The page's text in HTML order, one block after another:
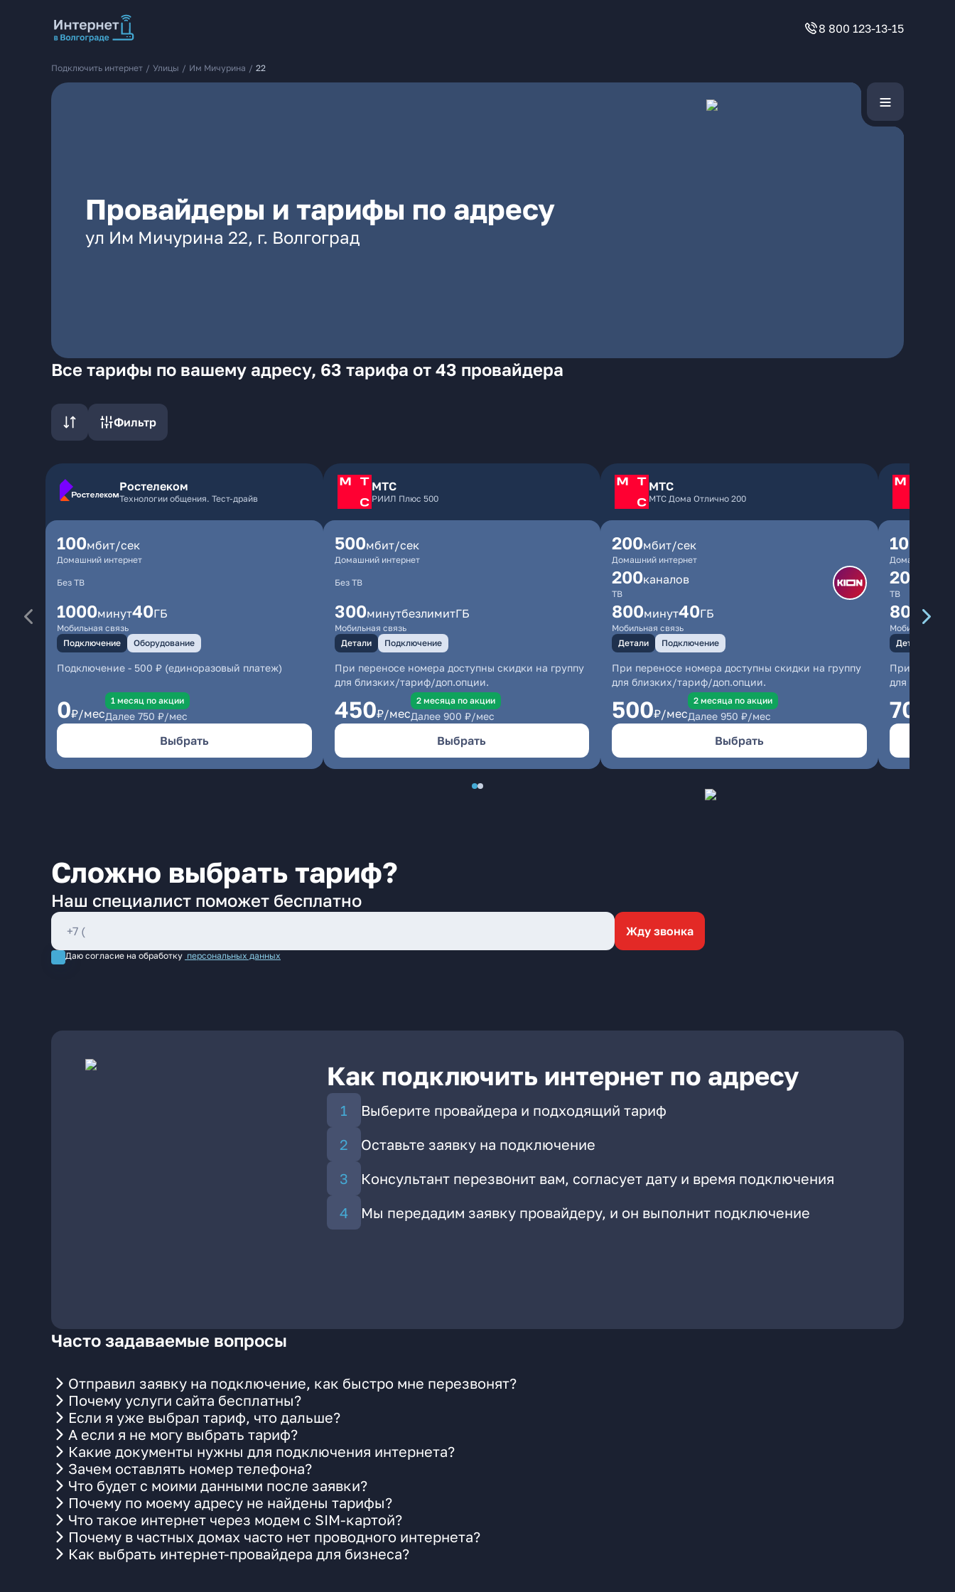
8 800 123-13-15
Подключить интернет / Улицы / Им Мичурина / 22
Провайдеры и тарифы по адресу
ул Им Мичурина 22, г. Волгоград
Все тарифы по вашему адресу, 63 тарифа от 43 провайдера
Фильтр
Ростелеком
Технологии общения. Тест-драйв
100мбит/сек
Домашний интернет
Без ТВ
1000минут40ГБ
Мобильная связь
Подключение
Оборудование
Подключение - 500 ₽ (единоразовый платеж)
0₽/мес
1 месяц по акции
Далее 750 ₽/мес
Выбрать
МТС
РИИЛ Плюс 500
500мбит/сек
Домашний интернет
Без ТВ
300минутбезлимитГБ
Мобильная связь
Детали
Подключение
При переносе номера доступны скидки на группу
для близких/тариф/доп.опции.
450₽/мес
2 месяцa по акции
Далее 900 ₽/мес
Выбрать
МТС
МТС Дома Отлично 200
200мбит/сек
Домашний интернет
200каналов
ТВ
800минут40ГБ
Мобильная связь
Детали
Подключение
При переносе номера доступны скидки на группу
для близких/тариф/доп.опции.
500₽/мес
2 месяцa по акции
Далее 950 ₽/мес
Выбрать
1000
Домашний
200
ТВ
800
Мобильная
Детали
При
для
700
Сложно выбрать тариф?
Наш специалист поможет бесплатно
Жду звонка
Даю согласие на обработку персональных данных
Как подключить интернет по адресу
Выберите провайдера и подходящий тариф
Оставьте заявку на подключение
Консультант перезвонит вам, согласует дату и время подключения
Мы передадим заявку провайдеру, и он выполнит подключение
Часто задаваемые вопросы
Отправил заявку на подключение, как быстро мне перезвонят?
Почему услуги сайта бесплатны?
Если я уже выбрал тариф, что дальше?
А если я не могу выбрать тариф?
Какие документы нужны для подключения интернета?
Зачем оставлять номер телефона?
Что будет с моими данными после заявки?
Почему по моему адресу не найдены тарифы?
Что такое интернет через модем с SIM-картой?
Почему в частных домах часто нет проводного интернета?
Как выбрать интернет-провайдера для бизнеса?